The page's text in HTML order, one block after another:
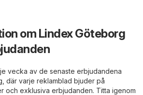
om Lindex Göteborg
vecka av de senaste erbjudandena
där varje reklamblad bjuder på
och exklusiva erbjudanden. Titta igenom